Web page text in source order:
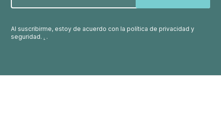
Al suscribirme, estoy de acuerdo con la política de privacidad y
seguridad. . .